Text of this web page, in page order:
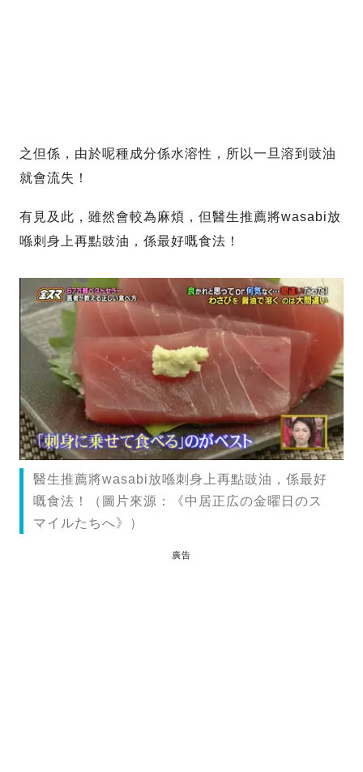
之但係，由於呢種成分係水溶性，所以一旦溶到豉油
就會流失！
有見及此，雖然會較為麻煩，但醫生推薦將wasabi放
喺刺身上再點豉油，係最好嘅食法！
醫生推薦將wasabi放喺刺身上再點豉油，係最好
嘅食法！（圖片來源：《中居正広の金曜日のス
マイルたちへ》）
廣告